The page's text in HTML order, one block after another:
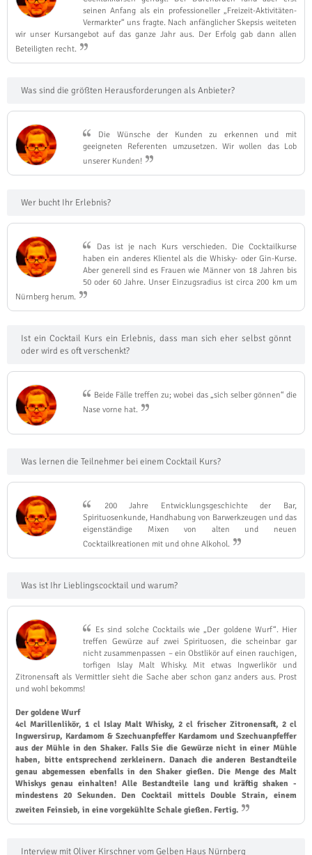
seinen Anfang als ein professioneller „Freizeit-Aktivitäten-
Vermarkter“ uns fragte. Nach anfänglicher Skepsis weiteten
wir unser Kursangebot auf das ganze Jahr aus. Der Erfolg gab dann allen
Beteiligten recht.
Was sind die größten Herausforderungen als Anbieter?
Die Wünsche der Kunden zu erkennen und mit
geeigneten Referenten umzusetzen. Wir wollen das Lob
unserer Kunden!
Wer bucht Ihr Erlebnis?
Das ist je nach Kurs verschieden. Die Cocktailkurse
haben ein anderes Klientel als die Whisky- oder Gin-Kurse.
Aber generell sind es Frauen wie Männer von 18 Jahren bis
50 oder 60 Jahre. Unser Einzugsradius ist circa 200 km um
Nürnberg herum.
Ist ein Cocktail Kurs ein Erlebnis, dass man sich eher selbst gönnt
oder wird es oft verschenkt?
Beide Fälle treffen zu; wobei das „sich selber gönnen“ die
Nase vorne hat.
Was lernen die Teilnehmer bei einem Cocktail Kurs?
200 Jahre Entwicklungsgeschichte der Bar,
Spirituosenkunde, Handhabung von Barwerkzeugen und das
eigenständige Mixen von alten und neuen
Cocktailkreationen mit und ohne Alkohol.
Was ist Ihr Lieblingscocktail und warum?
Es sind solche Cocktails wie „Der goldene Wurf“. Hier
treffen Gewürze auf zwei Spirituosen, die scheinbar gar
nicht zusammenpassen – ein Obstlikör auf einen rauchigen,
torfigen Islay Malt Whisky. Mit etwas Ingwerlikör und
Zitronensaft als Vermittler sieht die Sache aber schon ganz anders aus. Prost
und wohl bekomms!
Der goldene Wurf
4cl Marillenlikör, 1 cl Islay Malt Whisky, 2 cl frischer Zitronensaft, 2 cl
Ingwersirup, Kardamom & Szechuanpfeffer Kardamom und Szechuanpfeffer
aus der Mühle in den Shaker. Falls Sie die Gewürze nicht in einer Mühle
haben, bitte entsprechend zerkleinern. Danach die anderen Bestandteile
genau abgemessen ebenfalls in den Shaker gießen. Die Menge des Malt
Whiskys genau einhalten! Alle Bestandteile lang und kräftig shaken -
mindestens 20 Sekunden. Den Cocktail mittels Double Strain, einem
zweiten Feinsieb, in eine vorgekühlte Schale gießen. Fertig.
Interview mit Oliver Kirschner vom Gelben Haus Nürnberg